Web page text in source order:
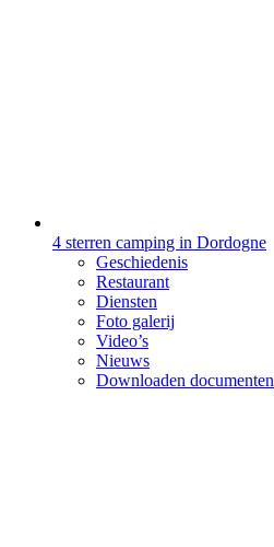
4 sterren camping in Dordogne
Geschiedenis
Restaurant
Diensten
Foto galerij
Video’s
Nieuws
Downloaden documenten